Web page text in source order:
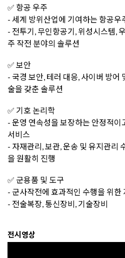
✅ 항공 우주
- 세계 방위산업에 기여하는 항공우
- 전투기, 무인항공기, 위성시스템,
주 작전 분야의 솔루션
✅ 보안
- 국경 보안, 테러 대응, 사이버 방어
술을 갖춘 솔루션
✅ 기호 논리학
- 운영 연속성을 보장하는 안정적이
서비스
- 자재관리, 보관, 운송 및 유지관리
을 원활히 진행
✅ 군용품 및 도구
- 군사작전에 효과적인 수행을 위한
- 전술복장, 통신장비, 기술장비
전시영상